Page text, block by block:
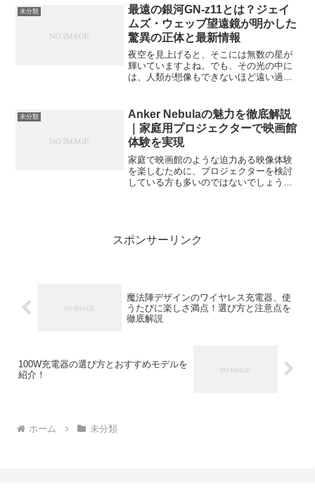
ォッチでLINE通話ができるかどうかは、
かなり条件が限ら...
未分類
最遠の銀河GN-z11とは？ジェイ
ムズ・ウェッブ望遠鏡が明かした
驚異の正体と最新情報
夜空を見上げると、そこには無数の星が
輝いていますよね。でも、その光の中に
は、人類が想像もできないほど遠い過去
は、天文学の常識を次々と塗り替えてい
る伝説的な銀河「galax...
未分類
Anker Nebulaの魅力を徹底解説
｜家庭用プロジェクターで映画館
体験を実現
家庭で映画館のような迫力ある映像体験
を楽しむために、プロジェクターを検討
している方も多いのではないでしょう
スポンサーリンク
魔法陣デザインのワイヤレス充電器、使
うたびに楽しさ満点！選び方と注意点を
徹底解説
100W充電器の選び方とおすすめモデルを
紹介！
ホーム 未分類